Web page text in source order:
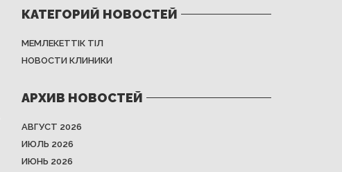
КАТЕГОРИЙ НОВОСТЕЙ
МЕМЛЕКЕТТІК ТІЛ
НОВОСТИ КЛИНИКИ
АРХИВ НОВОСТЕЙ
АВГУСТ 2026
ИЮЛЬ 2026
ИЮНЬ 2026